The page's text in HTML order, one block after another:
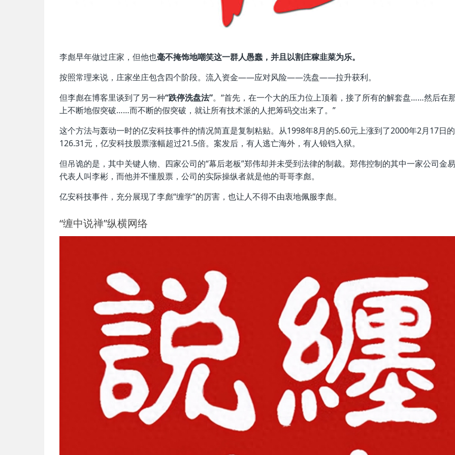
李彪早年做过庄家，但他也毫不掩饰地嘲笑这一群人愚蠢，并且以割庄稼韭菜为乐。
按照常理来说，庄家坐庄包含四个阶段。流入资金——应对风险——洗盘——拉升获利。
但李彪在博客里谈到了另一种“跌停洗盘法”。“首先，在一个大的压力位上顶着，接了所有的解套盘……然后在
上不断地假突破……而不断的假突破，就让所有技术派的人把筹码交出来了。”
这个方法与轰动一时的亿安科技事件的情况简直是复制粘贴。从1998年8月的5.60元上涨到了2000年2月17日的
126.31元，亿安科技股票涨幅超过21.5倍。案发后，有人逃亡海外，有人锒铛入狱。
但吊诡的是，其中关键人物、四家公司的“幕后老板”郑伟却并未受到法律的制裁。郑伟控制的其中一家公司金
代表人叫李彬，而他并不懂股票，公司的实际操纵者就是他的哥哥李彪。
亿安科技事件，充分展现了李彪“缠学”的厉害，也让人不得不由衷地佩服李彪。
“缠中说禅”纵横网络